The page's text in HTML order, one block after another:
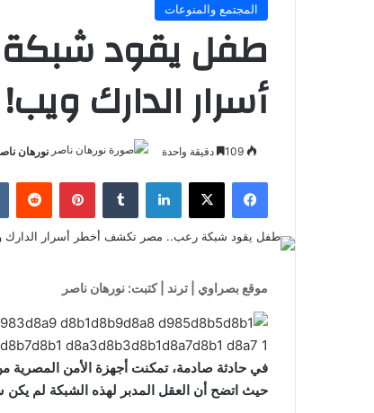
المجتمع والمنوعات
طفل يقود
أسرار الدارك ويب!
نورهان دقيقة واحدة
فيسبوك ‫X لينكدإن بينتيريست
موقع بصراوي | ترند | كتبت: نورهان ناصر
في حادثة صادمة، تمكنت أجهزة الأمن المصرية
حيث اتضح أن العقل المدبر لهذه الشبكة لم